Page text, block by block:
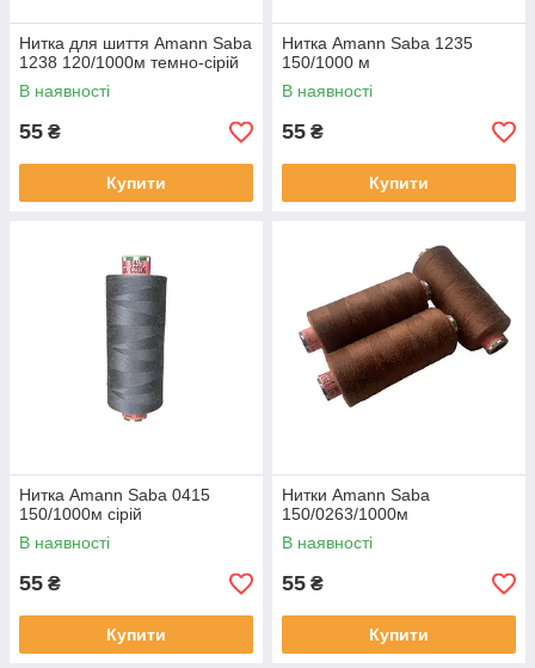
Нитка для шиття Amann Saba
1238 120/1000м темно-сірій
В наявності
55 ₴
Купити
Нитка Amann Saba 1235
150/1000 м
В наявності
55 ₴
Купити
Нитка Amann Saba 0415
150/1000м ciрій
В наявності
55 ₴
Купити
Нитки Amann Saba
150/0263/1000м
В наявності
55 ₴
Купити